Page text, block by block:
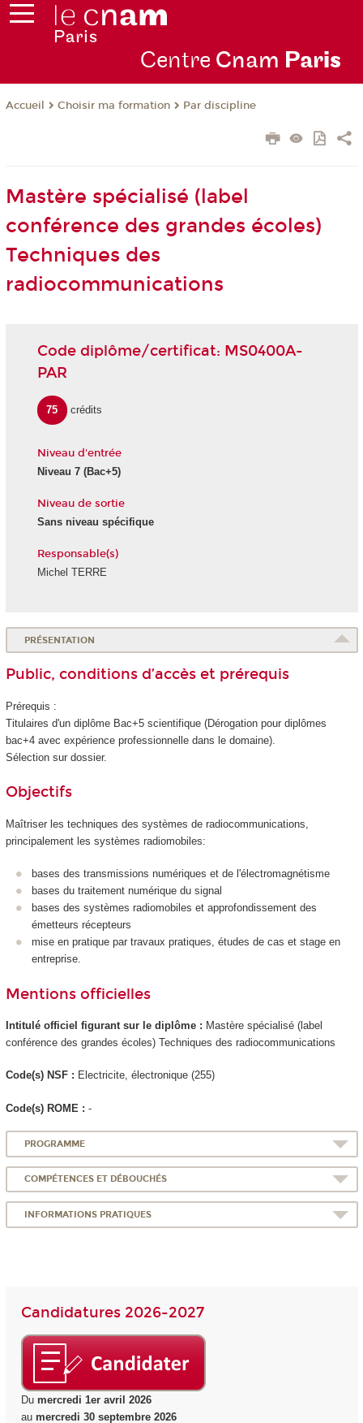
Centre Cnam Paris
Accueil Choisir ma formation Par discipline
Mastère spécialisé (label
conférence des grandes écoles)
Techniques des
radiocommunications
Code diplôme/certificat: MS0400A-
PAR
75 crédits
Niveau d'entrée
Niveau 7(Bac+5)
Niveau de sortie
Sans niveau spécifique
Responsable(s)
Michel TERRE
PRÉSENTATION
Public, conditions d’accès et prérequis
Prérequis :
Titulaires d'un diplôme Bac+5 scientifique (Dérogation pour diplômes
bac+4 avec expérience professionnelle dans le domaine).
Sélection sur dossier.
Objectifs
Maîtriser les techniques des systèmes de radiocommunications,
principalement les systèmes radiomobiles:
bases des transmissions numériques et de l'électromagnétisme
bases du traitement numérique du signal
bases des systèmes radiomobiles et approfondissement des
émetteurs récepteurs
mise en pratique par travaux pratiques, études de cas et stage en
entreprise.
Mentions officielles
Intitulé officiel figurant sur le diplôme : Mastère spécialisé (label
conférence des grandes écoles) Techniques des radiocommunications
Code(s) NSF : Electricite, électronique (255)
Code(s) ROME : -
PROGRAMME
COMPÉTENCES ET DÉBOUCHÉS
INFORMATIONS PRATIQUES
Candidatures 2026-2027
Du mercredi 1eravril 2026
au mercredi 30 septembre 2026